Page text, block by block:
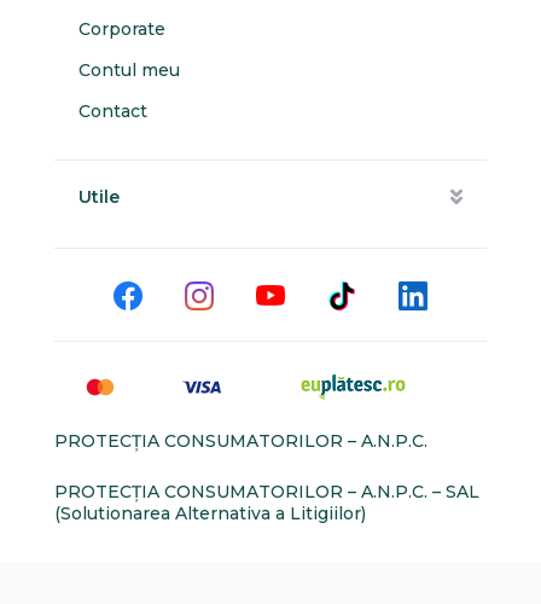
Corporate
Contul meu
Contact
Utile
PROTECŢIA CONSUMATORILOR – A.N.P.C.
PROTECŢIA CONSUMATORILOR – A.N.P.C. – SAL
(Solutionarea Alternativa a Litigiilor)